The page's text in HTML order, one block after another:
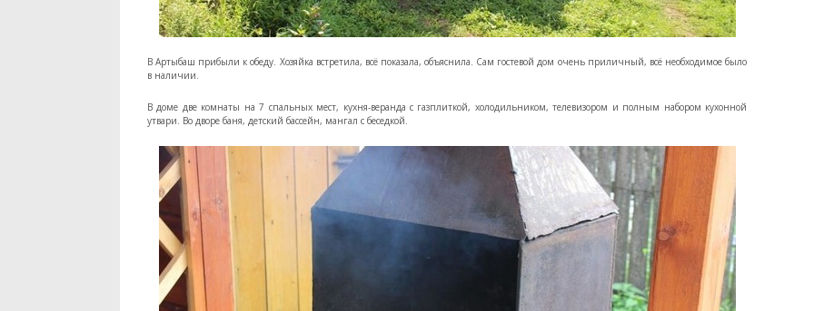
В Артыбаш прибыли к обеду. Хозяйка встретила, всё показала, объяснила. Сам гостевой дом очень приличный, всё необходимое было
в наличии.
В доме две комнаты на 7 спальных мест, кухня-веранда с газплиткой, холодильником, телевизором и полным набором кухонной
утвари. Во дворе баня, детский бассейн, мангал с беседкой.